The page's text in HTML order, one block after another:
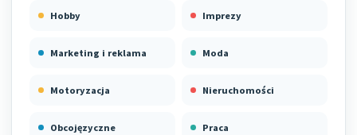
Hobby Imprezy
Marketing i reklama Moda
Motoryzacja Nieruchomości
Obcojęzyczne Praca